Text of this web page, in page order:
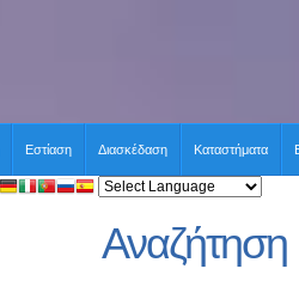
Εστίαση Διασκέδαση Καταστήματα
Αναζήτηση